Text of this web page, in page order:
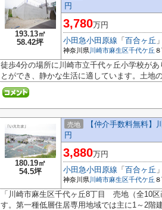
193.13㎡
58.42坪
円
3,780万円
小田急小田原線 「 百合ヶ丘
神奈川県川崎市麻生区千代ケ丘
徒歩4分の場所に川崎市立千代ヶ丘小学校が
とができ、静かな生活に適しています。土地
180.19㎡
54.5坪
売地
【仲介手数料無料
円
3,880万円
小田急小田原線 「 百合ヶ丘
神奈川県川崎市麻生区千代ケ丘
「川崎市麻生区千代ヶ丘8丁目 売地（全10
す。第一種低層住居専用地域では主に1～2階